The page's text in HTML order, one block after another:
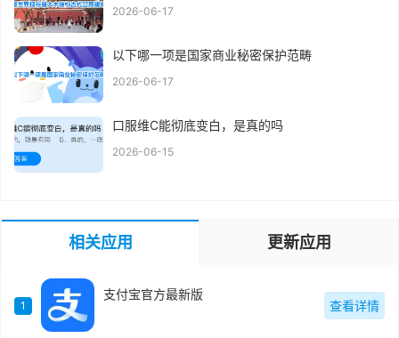
2026-06-17
以下哪一项是国家商业秘密保护范畴
2026-06-17
口服维C能彻底变白，是真的吗
2026-06-15
相关应用 更新应用
1
支付宝官方最新版
查看详情